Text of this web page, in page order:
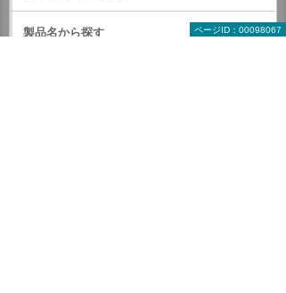
ページID：00098067
製品名から探す